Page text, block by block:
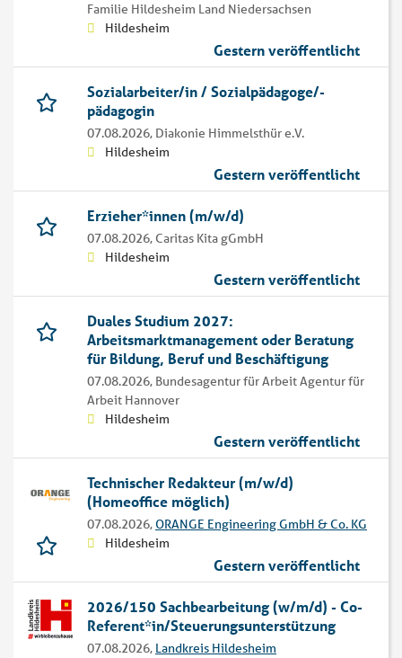
Familie Hildesheim Land Niedersachsen
Hildesheim
Gestern veröffentlicht
Sozialarbeiter/in / Sozialpädagoge/-
pädagogin
07.08.2026, Diakonie Himmelsthür e.V.
Hildesheim
Gestern veröffentlicht
Erzieher*innen (m/w/d)
07.08.2026, Caritas Kita gGmbH
Hildesheim
Gestern veröffentlicht
Duales Studium 2027:
Arbeitsmarktmanagement oder Beratung
für Bildung, Beruf und Beschäftigung
07.08.2026, Bundesagentur für Arbeit Agentur für
Arbeit Hannover
Hildesheim
Gestern veröffentlicht
Technischer Redakteur (m/w/d)
(Homeoffice möglich)
07.08.2026, ORANGE Engineering GmbH & Co. KG
Hildesheim
Gestern veröffentlicht
2026/150 Sachbearbeitung (w/m/d) - Co-
Referent*in/Steuerungsunterstützung
07.08.2026, Landkreis Hildesheim